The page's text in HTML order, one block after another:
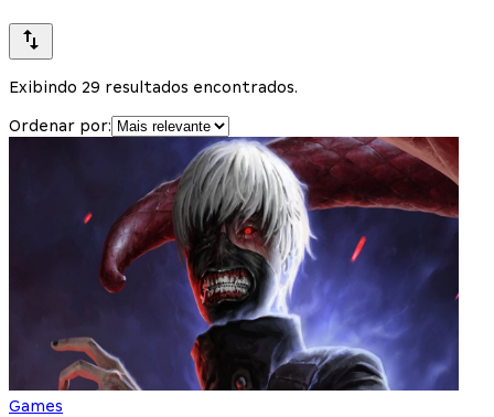
Exibindo 29 resultados encontrados.
Ordenar por:
Games